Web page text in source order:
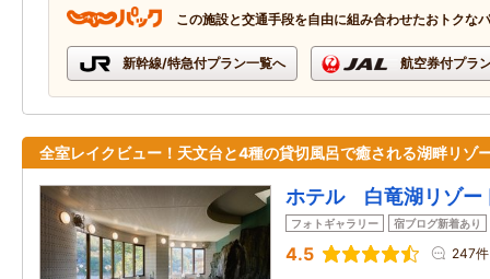
この施設と交通手段を自由に組み合わせたおトクな
新幹線/特急付プラン一覧へ 航空券付プラ
全室レイクビュー！天文台と4種の貸切風呂で癒される湖畔リゾ
ホテル 白竜湖リゾー
フォトギャラリー 宿ブログ新着あり
4.5 247件